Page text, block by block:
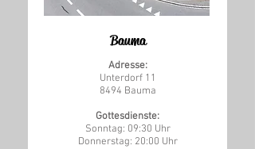
Bauma
Adresse:
Unterdorf 11
8494 Bauma
Gottesdienste:
Sonntag: 09:30 Uhr
Donnerstag: 20:00 Uhr